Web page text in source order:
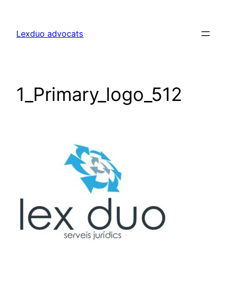
Lexduo advocats
1_Primary_logo_512